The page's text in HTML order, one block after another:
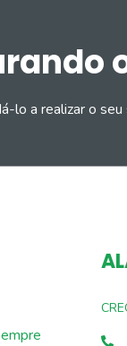
lo a realizar o